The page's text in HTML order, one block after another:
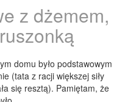
z dżemem,
domu było podstawowym
(tata z racji większej siły
się resztą). Pamiętam, że